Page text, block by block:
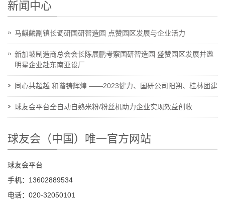
新闻中心
马麒麟副镇长调研国研智造园 点赞园区发展与企业活力
新加坡制造商总会会长陈展鹏考察国研智造园 盛赞园区发展并邀
明星企业赴东南亚设厂
同心共超越 和谐铸辉煌 ——2023健力、国研公司阳朔、桂林团建
球友会平台全自动自熟米粉/粉丝机助力企业实现效益创收
球友会（中国）唯一官方网站
球友会平台
手机：13602889534
电话：020-32050101